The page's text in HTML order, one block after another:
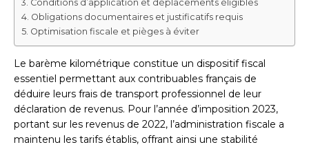
Conditions d’application et déplacements éligibles
Obligations documentaires et justificatifs requis
Optimisation fiscale et pièges à éviter
Le barème kilométrique constitue un dispositif fiscal
essentiel permettant aux contribuables français de
déduire leurs frais de transport professionnel de leur
déclaration de revenus. Pour l’année d’imposition 2023,
portant sur les revenus de 2022, l’administration fiscale a
maintenu les tarifs établis, offrant ainsi une stabilité